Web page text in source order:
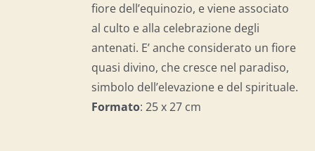
fiore dell’equinozio, e viene associato
al culto e alla celebrazione degli
antenati. E’ anche considerato un fiore
quasi divino, che cresce nel paradiso,
simbolo dell’elevazione e del spirituale.
Formato: 25 x 27 cm